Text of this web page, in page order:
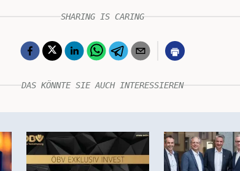
SHARING IS CARING
DAS KÖNNTE SIE AUCH INTERESSIEREN